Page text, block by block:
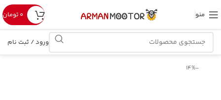
منو ۰ تومان
ورود / ثبت نام
-14%